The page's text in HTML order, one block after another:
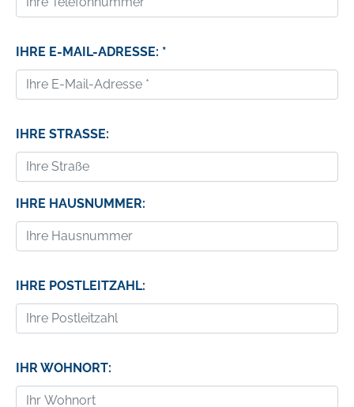
IHRE E-MAIL-ADRESSE: *
IHRE STRASSE:
IHRE HAUSNUMMER:
IHRE POSTLEITZAHL:
IHR WOHNORT: